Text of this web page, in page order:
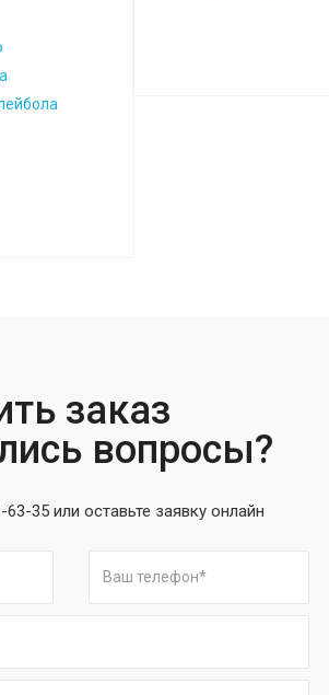
заказ
вопросы?
35 или оставьте заявку онлайн